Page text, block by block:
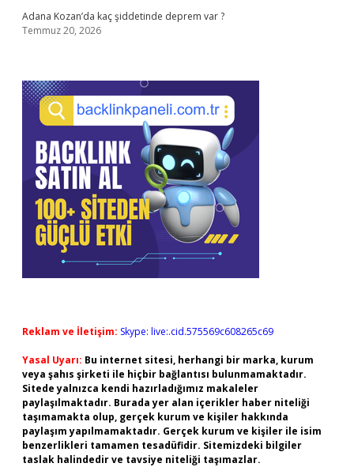
Adana Kozan’da kaç şiddetinde deprem var ?
Temmuz 20, 2026
Reklam ve İletişim: Skype: live:.cid.575569c608265c69
Yasal Uyarı: Bu internet sitesi, herhangi bir marka, kurum
veya şahıs şirketi ile hiçbir bağlantısı bulunmamaktadır.
Sitede yalnızca kendi hazırladığımız makaleler
paylaşılmaktadır. Burada yer alan içerikler haber niteliği
taşımamakta olup, gerçek kurum ve kişiler hakkında
paylaşım yapılmamaktadır. Gerçek kurum ve kişiler ile isim
benzerlikleri tamamen tesadüfidir. Sitemizdeki bilgiler
taslak halindedir ve tavsiye niteliği taşımazlar.